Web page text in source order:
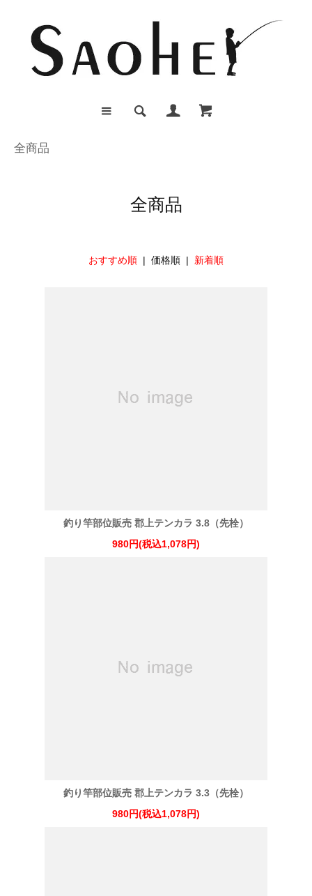
全商品
全商品
おすすめ順 | 価格順 | 新着順
釣り竿部位販売 郡上テンカラ 3.8（先栓）
980円(税込1,078円)
釣り竿部位販売 郡上テンカラ 3.3（先栓）
980円(税込1,078円)